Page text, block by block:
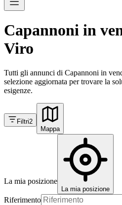
Capannoni in
Viro
Tutti gli annunci di Capannoni in
selezione aggiornata per trovare la
esigenze.
Filtri2
Mappa
La mia posizione
La mia posizione
Riferimento